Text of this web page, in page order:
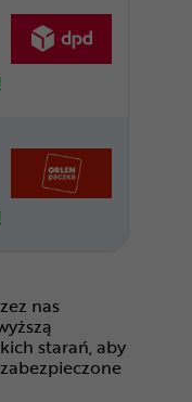
nas
starań, aby